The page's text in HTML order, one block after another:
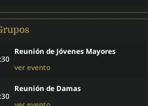
Reunión de Jóvenes Mayores
ver evento
Reunión de Damas